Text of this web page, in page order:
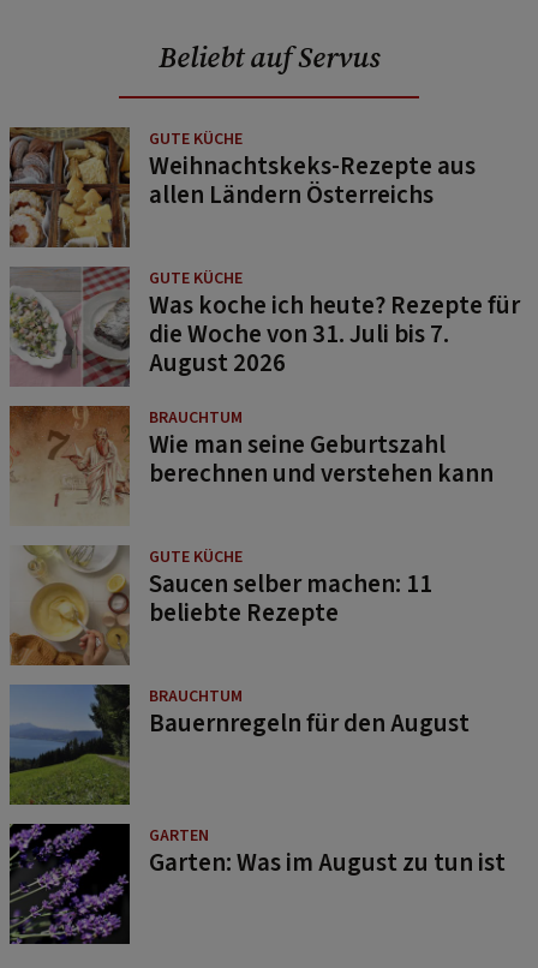
Beliebt auf Servus
GUTE KÜCHE
Weihnachtskeks-Rezepte aus
allen Ländern Österreichs
GUTE KÜCHE
Was koche ich heute? Rezepte für
die Woche von 31. Juli bis 7.
August 2026
BRAUCHTUM
Wie man seine Geburtszahl
berechnen und verstehen kann
GUTE KÜCHE
Saucen selber machen: 11
beliebte Rezepte
BRAUCHTUM
Bauernregeln für den August
GARTEN
Garten: Was im August zu tun ist